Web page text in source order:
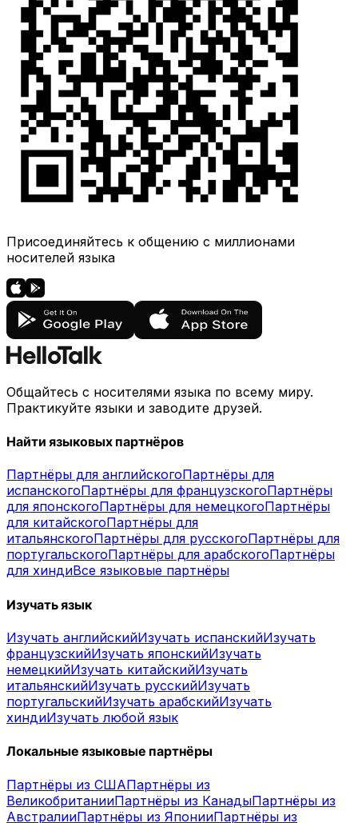
Присоединяйтесь к общению с миллионами
носителей языка
Общайтесь с носителями языка по всему миру.
Практикуйте языки и заводите друзей.
Найти языковых партнёров
Партнёры для английскогоПартнёры для
испанскогоПартнёры для французскогоПартнёры
для японскогоПартнёры для немецкогоПартнёры
для китайскогоПартнёры для
итальянскогоПартнёры для русскогоПартнёры для
португальскогоПартнёры для арабскогоПартнёры
для хиндиВсе языковые партнёры
Изучать язык
Изучать английскийИзучать испанскийИзучать
французскийИзучать японскийИзучать
немецкийИзучать китайскийИзучать
итальянскийИзучать русскийИзучать
португальскийИзучать арабскийИзучать
хиндиИзучать любой язык
Локальные языковые партнёры
Партнёры из СШАПартнёры из
ВеликобританииПартнёры из КанадыПартнёры из
АвстралииПартнёры из ЯпонииПартнёры из